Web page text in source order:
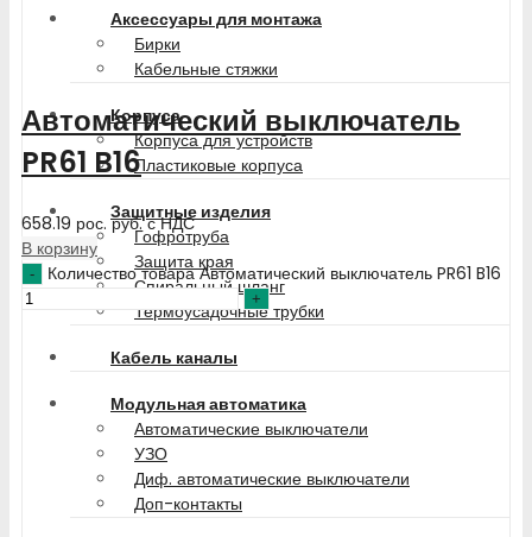
Аксессуары для монтажа
Бирки
Кабельные стяжки
Корпуса
Корпуса для устройств
Пластиковые корпуса
Защитные изделия
Гофротруба
Защита края
Спиральный шланг
Термоусадочные трубки
Кабель каналы
Модульная автоматика
Автоматические выключатели
УЗО
Диф. автоматические выключатели
Доп-контакты
Автоматический выключатель
PR61 B16
658.19 рос. руб.с НДС
В корзину
Количество товара Автоматический выключатель PR61 B16